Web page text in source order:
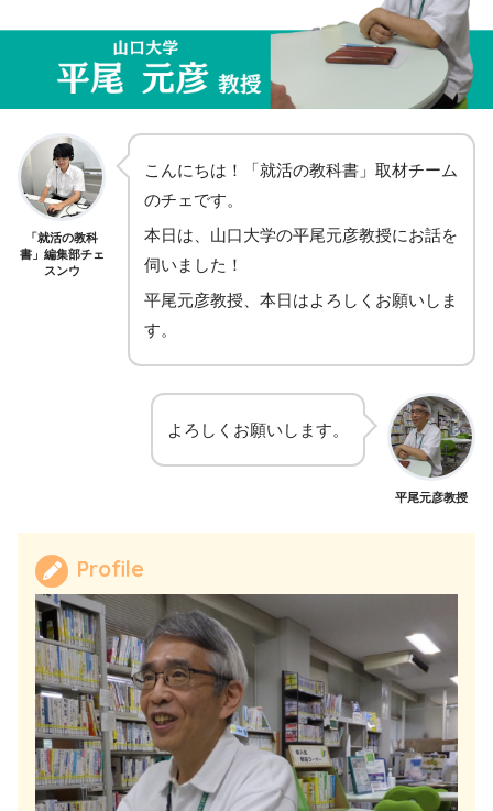
「就活の教科
書」編集部チェ
スンウ
こんにちは！「就活の教科書」取材チーム
のチェです。
本日は、山口大学の平尾元彦教授にお話を
伺いました！
平尾元彦教授、本日はよろしくお願いしま
す。
よろしくお願いします。
平尾元彦教授
Profile